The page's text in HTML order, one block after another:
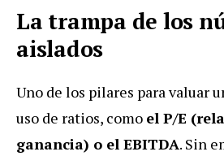
La trampa de los
aislados
Uno de los pilares para valuar
uso de ratios, como el P/E
ganancia) o el EBITDA. Sin